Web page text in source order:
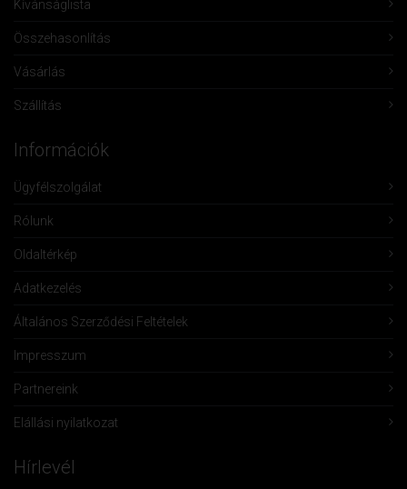
Kívánságlista
Összehasonlítás
Vásárlás
Szállítás
Információk
Ügyfélszolgálat
Rólunk
Oldaltérkép
Adatkezelés
Általános Szerződési Feltételek
Impresszum
Partnereink
Elállási nyilatkozat
Hírlevél